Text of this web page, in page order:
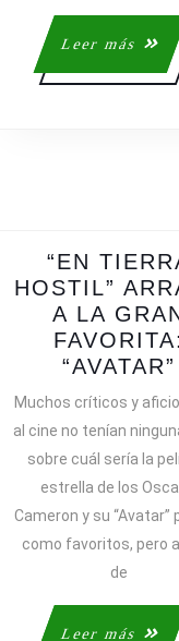
Leer más
“EN
HOSTIL”
A LA
FAVORITA:
“AVATAR”
Muchos críticos y
al cine no tenían
sobre cuál sería la
estrella de los
Cameron y su “Avatar”
como favoritos, pero
de
Leer más